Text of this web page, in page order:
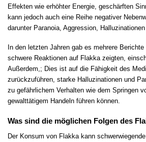
Effekten wie erhöhter Energie, geschärften
kann jedoch auch eine Reihe negativer
darunter Paranoia, Aggression,
In den letzten Jahren gab es mehrere
schwere Reaktionen auf Flakka zeigten,
Außerdem,; Dies ist auf die Fähigkeit des
zurückzuführen, starke Halluzinationen und
zu gefährlichem Verhalten wie dem Springen
gewalttätigem Handeln führen können.
Was sind die möglichen Folgen des
Der Konsum von Flakka kann